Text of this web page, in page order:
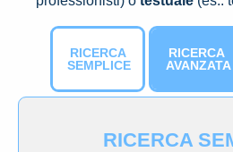
RICERCA
SEMPLICE
RICERCA
AVANZATA
RICERCA